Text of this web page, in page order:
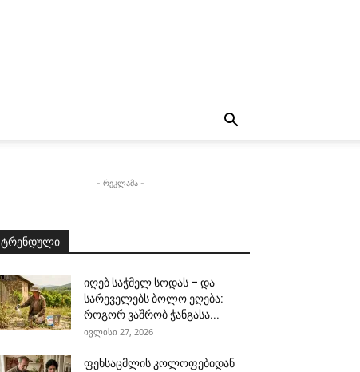
- რეკლამა -
ტრენდული
იღებ საჭმელ სოდას – და
სარეველებს ბოლო ეღება:
როგორ ვაშრობ ჭანგასა...
ივლისი 27, 2026
ფეხსაცმლის კოლოფებიდან